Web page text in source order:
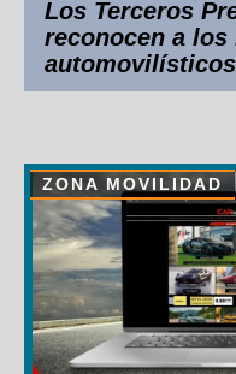
Los Terceros
reconocen a
ZONA MOVILIDAD